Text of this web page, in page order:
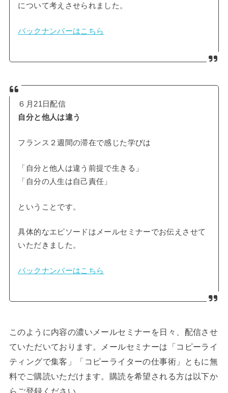
について考えさせられました。
バックナンバーはこちら
６月21日配信
自分と他人は違う
フランス２週間の滞在で感じた学びは
「自分と他人は違う前提で生きる」
「自分の人生は自己責任」
ということです。
具体的なエピソードはメールセミナーでお伝えさせて
いただきました。
バックナンバーはこちら
このように内容の濃いメールセミナーを日々、配信させ
ていただいております。メールセミナーは「コピーライ
ティングで集客」「コピーライターの仕事術」ともに無
料でご購読いただけます。購読を希望される方は以下か
らご登録ください。